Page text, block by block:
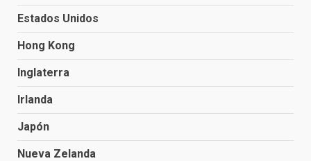
Estados Unidos
Hong Kong
Inglaterra
Irlanda
Japón
Nueva Zelanda